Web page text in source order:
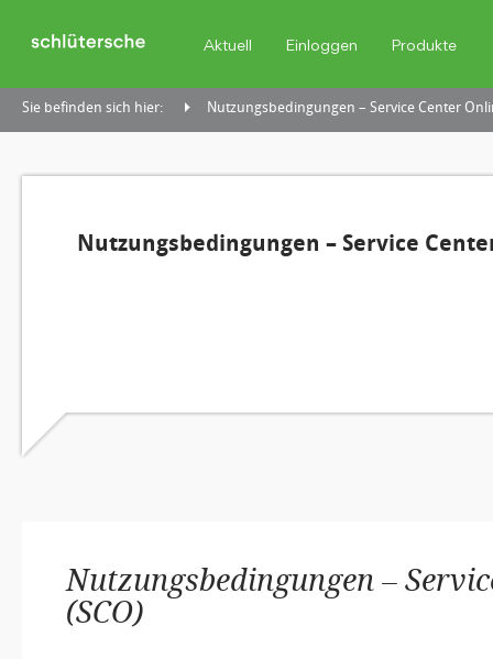
Aktuell Einloggen Produkte
Sie befinden sich hier: Nutzungsbedingungen – Service Center
Nutzungsbedingungen – Service
Nutzungsbedingungen –
(SCO)